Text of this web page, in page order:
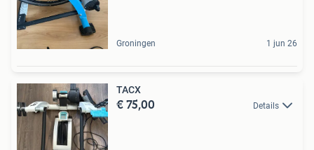
Groningen 1 jun 26
TACX
€ 75,00 Details